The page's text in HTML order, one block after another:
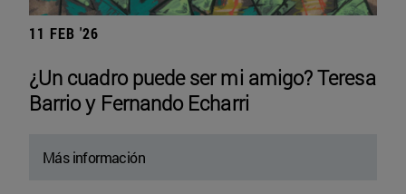
11 FEB '26
¿Un cuadro puede ser mi amigo? Teresa
Barrio y Fernando Echarri
Más información